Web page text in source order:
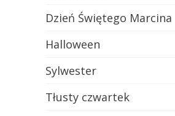
Dzień Świętego Marcina
Halloween
Sylwester
Tłusty czwartek